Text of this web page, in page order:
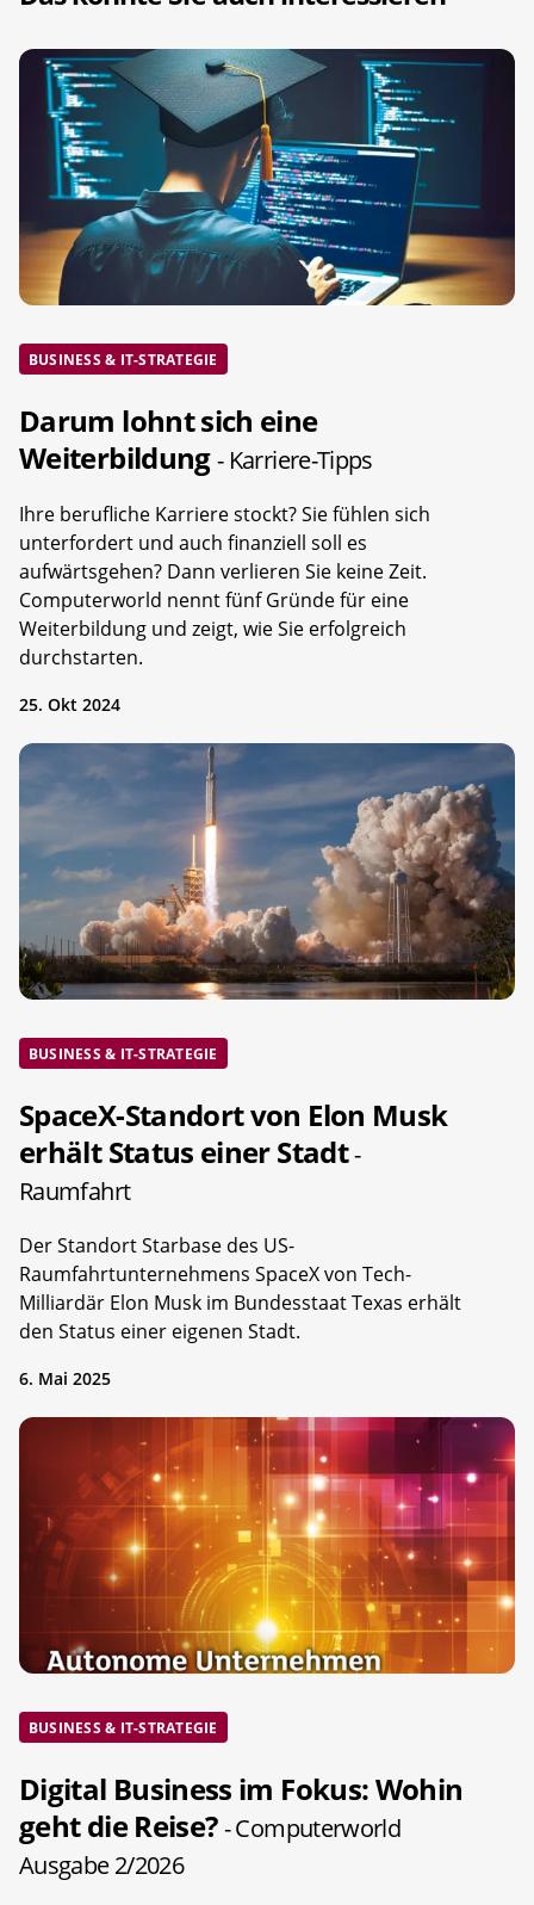
BUSINESS & IT-STRATEGIE
Darum lohnt sich eine
Weiterbildung- Karriere-Tipps
Ihre berufliche Karriere stockt? Sie fühlen sich
unterfordert und auch finanziell soll es
aufwärtsgehen? Dann verlieren Sie keine Zeit.
Computerworld nennt fünf Gründe für eine
Weiterbildung und zeigt, wie Sie erfolgreich
durchstarten.
25. Okt 2024
BUSINESS & IT-STRATEGIE
SpaceX-Standort von Elon Musk
erhält Status einer Stadt-
Raumfahrt
Der Standort Starbase des US-
Raumfahrtunternehmens SpaceX von Tech-
Milliardär Elon Musk im Bundesstaat Texas erhält
den Status einer eigenen Stadt.
6. Mai 2025
BUSINESS & IT-STRATEGIE
Digital Business im Fokus: Wohin
geht die Reise?- Computerworld
Ausgabe 2/2026